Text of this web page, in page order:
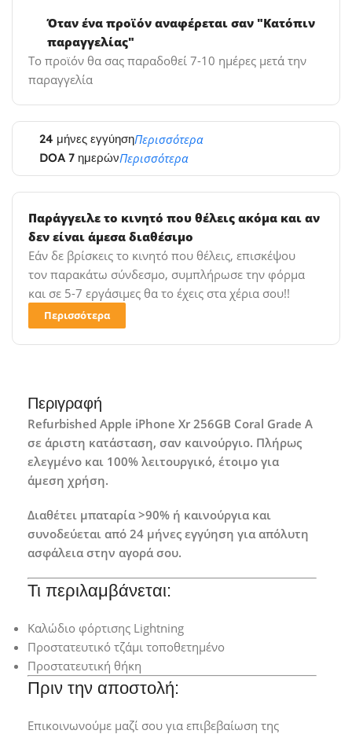
Όταν ένα προϊόν αναφέρεται σαν "Κατόπιν
παραγγελίας"
Το προϊόν θα σας παραδοθεί 7-10 ημέρες μετά την
παραγγελία
24 μήνες εγγύησηΠερισσότερα
DOA 7 ημερώνΠερισσότερα
Παράγγειλε το κινητό που θέλεις ακόμα και αν
δεν είναι άμεσα διαθέσιμο
Εάν δε βρίσκεις το κινητό που θέλεις, επισκέψου
τον παρακάτω σύνδεσμο, συμπλήρωσε την φόρμα
και σε 5-7 εργάσιμες θα το έχεις στα χέρια σου!!
Περισσότερα
Περιγραφή
Refurbished Apple iPhone Xr 256GB Coral Grade A
σε άριστη κατάσταση, σαν καινούργιο. Πλήρως
ελεγμένο και 100% λειτουργικό, έτοιμο για
άμεση χρήση.
Διαθέτει μπαταρία >90% ή καινούργια και
συνοδεύεται από 24 μήνες εγγύηση για απόλυτη
ασφάλεια στην αγορά σου.
Τι περιλαμβάνεται:
Καλώδιο φόρτισης Lightning
Προστατευτικό τζάμι τοποθετημένο
Προστατευτική θήκη
Πριν την αποστολή:
Επικοινωνούμε μαζί σου για επιβεβαίωση της